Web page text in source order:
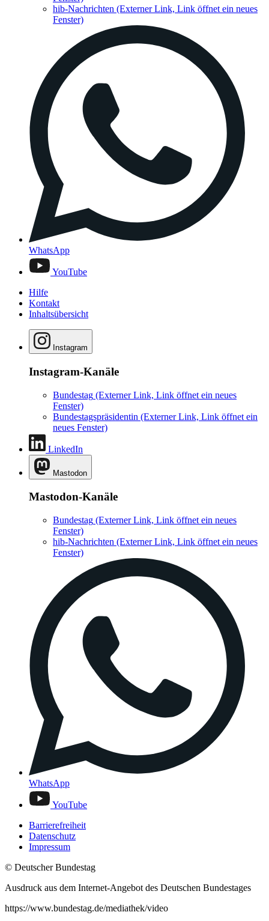
hib-Nachrichten (Externer Link, Link öffnet ein neues
Fenster)
WhatsApp
YouTube
Hilfe
Kontakt
Inhaltsübersicht
Instagram
Instagram-Kanäle
Bundestag (Externer Link, Link öffnet ein neues
Fenster)
Bundestagspräsidentin (Externer Link, Link öffnet ein
neues Fenster)
LinkedIn
Mastodon
Mastodon-Kanäle
Bundestag (Externer Link, Link öffnet ein neues
Fenster)
hib-Nachrichten (Externer Link, Link öffnet ein neues
Fenster)
WhatsApp
YouTube
Barrierefreiheit
Datenschutz
Impressum
© Deutscher Bundestag
Ausdruck aus dem Internet-Angebot des Deutschen Bundestages
https://www.bundestag.de/mediathek/video